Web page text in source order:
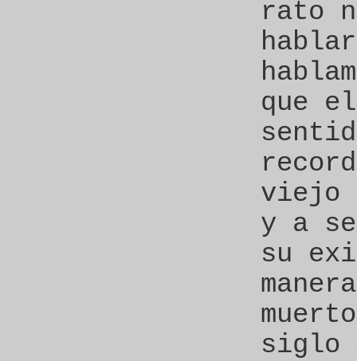
rato
que
viejo
y a
su
siglo